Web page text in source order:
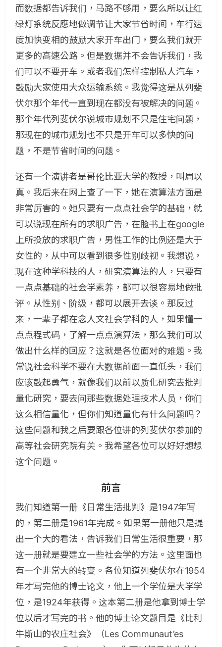
而数据都告诉我们，马路不够用，要么所以让红
绿灯系统反應地做调节让大家节省时间，车行速
度加快变相的鼓励大家开车出门，要么我们就开
更多的高速公路。但是数据并不会告诉我们，我
们可以不要开车。或者我们怎样控制私人汽车，
鼓励大家使用大众运输系统。我觉得这是从列斐
伏尔那个年代一直到现在都没有被解决的问题。
那个年代列斐伏尔说城市规划不只是住宅问题，
那现在的城市规划也不只是开车可以多快的问
题，不是节省时间的问题。
还有一个演讲者是哥伦比亚大学的教授，叫周以
真。我后来在网上查了一下，她在演算法方面是
非常厉害的。她只要有一点点社会学的基础，就
可以说现在所有的求职广告，在脸书上在google
上所投放的求职广告，男性工作的比例还是大于
女性的，从中可以看到很多性别歧视。我想说，
现在这种学科技的人，研究演算法的人，只要有
一点点基础的社会学素养，都可以很容易地做批
评。从性别、阶级，都可以展开去谈。那反过
来，一辈子都在念人文社会学科的人，如果懂一
点点程式码，了解一点点演算法，那么我们可以
做出什么样的回应？这就是各位面对的难题。我
常说社会科学不要在大数据前面一直低头，我们
应该鼓起勇气，就像我们以前以质化研究去批判
量化研究，要去问那些数据处理技术人员，你们
这么相信量化，但你们知道量化有什么问题吗？
这些问题和我之后要跟各位讲的列斐伏尔参加的
高等社会研究院有关。我希望各位可以好好想想
这个问题。
前言
我们知道第一册《日常生活批判》是1947年写
的，第二册是1961年完成。如果第一册他只是提
出一个大的看法，告诉我们日常生活很重要，那
这一册就是要建立一些社会学的方法。这里面也
有一个非常大的转变。各位知道列斐伏尔在1954
年才写完他的博士论文，他上一个学位是大学学
位，是1924年获得。这本第二册是他拿到博士学
位以后才写完的书。他的博士论文题目是《比利
牛斯山的农庄社会》（Les Communaut’es